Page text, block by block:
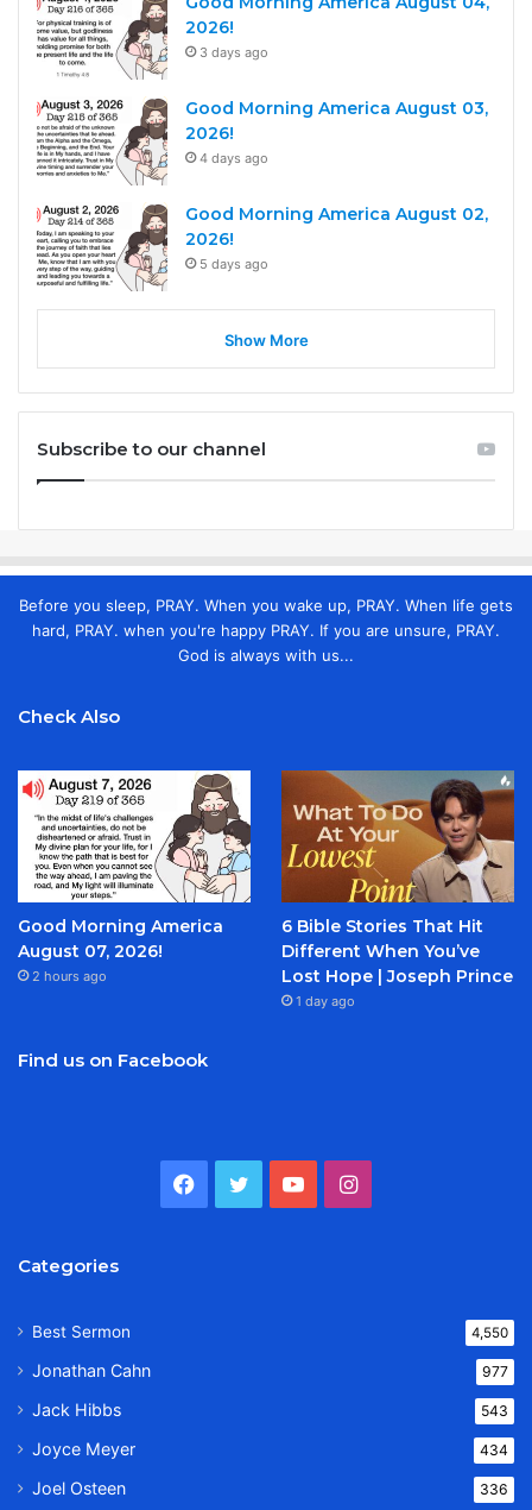
2026!
3 days ago
Good Morning America August 03,
2026!
4 days ago
Good Morning America August 02,
2026!
5 days ago
Show More
Subscribe to our channel
Before you sleep, PRAY. When you wake up, PRAY. When life gets
hard, PRAY. when you're happy PRAY. If you are unsure, PRAY.
God is always with us...
Check Also
Good Morning America
August 07, 2026!
2 hours ago
6 Bible Stories That Hit
Different When You’ve
Lost Hope | Joseph Prince
1 day ago
Find us on Facebook
Facebook
TwitterYouTubeInstagram
Categories
Best Sermon 4,550
Jonathan Cahn 977
Jack Hibbs 543
Joyce Meyer 434
Joel Osteen 336